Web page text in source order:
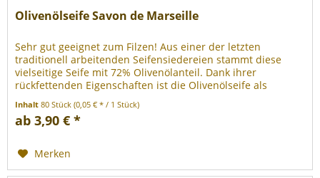
Olivenölseife Savon de Marseille
Sehr gut geeignet zum Filzen! Aus einer der letzten
traditionell arbeitenden Seifensiedereien stammt diese
vielseitige Seife mit 72% Olivenölanteil. Dank ihrer
rückfettenden Eigenschaften ist die Olivenölseife als
Inhalt80 Stück(0,05 € * / 1 Stück)
ab 3,90 € *
Merken